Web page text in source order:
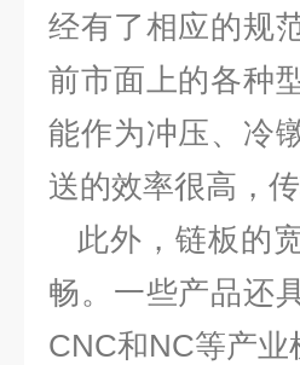
经有了相应的规
前市面上的各种
能作为冲压、冷
送的效率很高，
此外，链板的
畅。一些产品还
CNC和NC等产